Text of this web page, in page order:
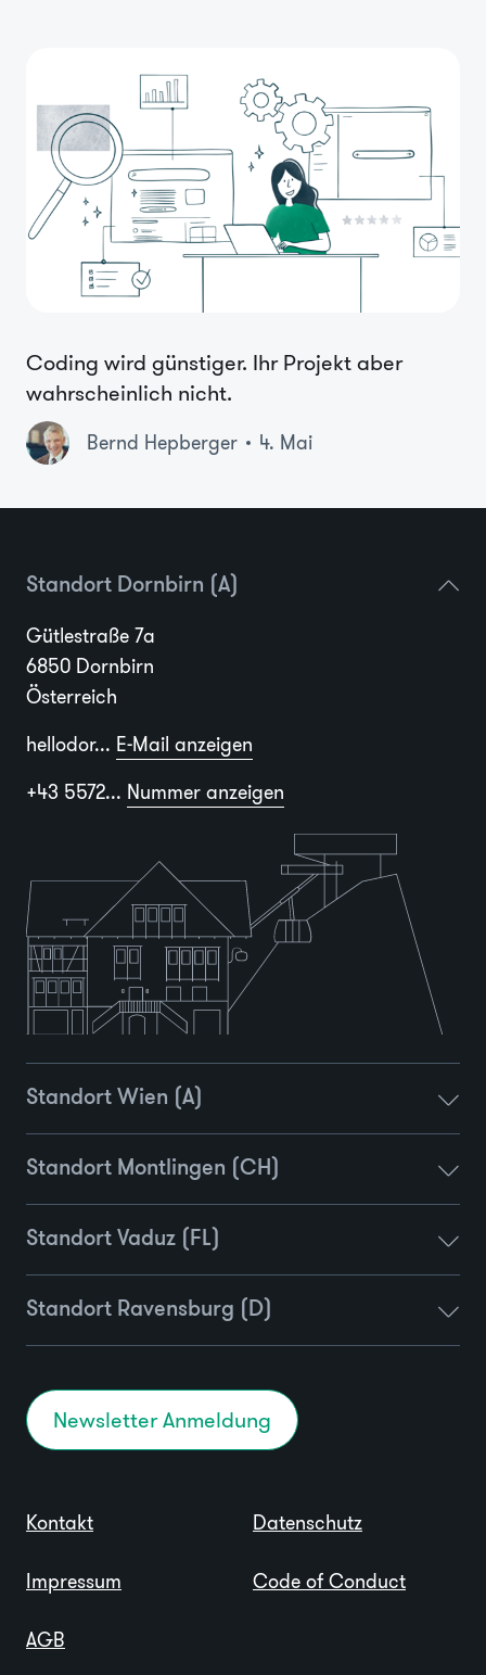
Coding wird günstiger. Ihr Projekt aber
wahrscheinlich nicht.
Bernd Hepberger 4. Mai
Standort Dornbirn (A)
Gütlestraße 7a
6850 Dornbirn
Österreich
hellodor... E-Mail anzeigen
+43 5572... Nummer anzeigen
Standort Wien (A)
Standort Montlingen (CH)
Standort Vaduz (FL)
Standort Ravensburg (D)
Newsletter Anmeldung
Kontakt
Impressum
AGB
Datenschutz
Code of Conduct